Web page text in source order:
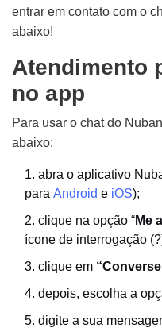
entrar em contato com o
abaixo!
Atendimento
no app
Para usar o chat do
abaixo:
abra o aplicativo
para Android e iOS);
clique na opção “Me
ícone de interrogação
clique em
depois, escolha a
digite a sua